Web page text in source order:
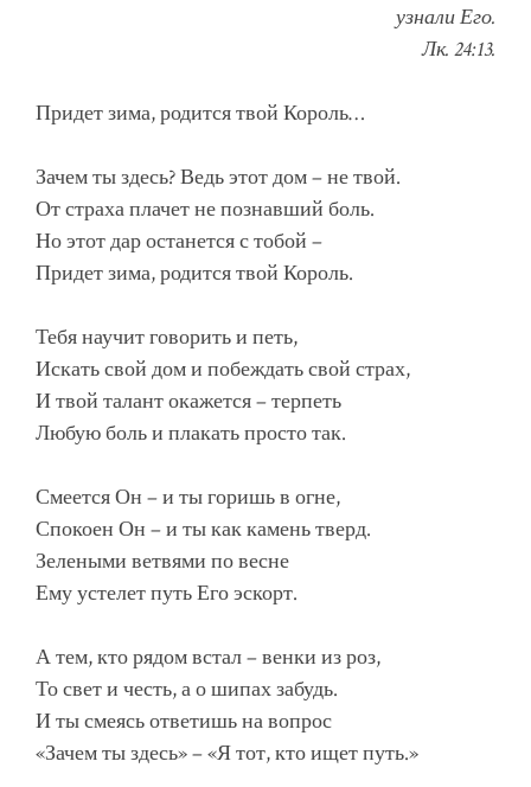
узнали Его.
Лк. 24:13.
Придет зима, родится твой Король…
Зачем ты здесь? Ведь этот дом – не твой.
От страха плачет не познавший боль.
Но этот дар останется с тобой –
Придет зима, родится твой Король.
Тебя научит говорить и петь,
Искать свой дом и побеждать свой страх,
И твой талант окажется – терпеть
Любую боль и плакать просто так.
Смеется Он – и ты горишь в огне,
Спокоен Он – и ты как камень тверд.
Зелеными ветвями по весне
Ему устелет путь Его эскорт.
А тем, кто рядом встал – венки из роз,
То свет и честь, а о шипах забудь.
И ты смеясь ответишь на вопрос
«Зачем ты здесь» – «Я тот, кто ищет путь.»